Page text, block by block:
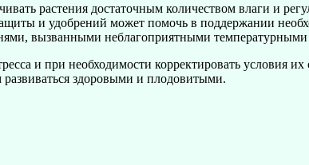
растения достаточным количеством влаги и
и удобрений может помочь в поддержании
вызванными неблагоприятными
и при необходимости корректировать
здоровыми и плодовитыми.